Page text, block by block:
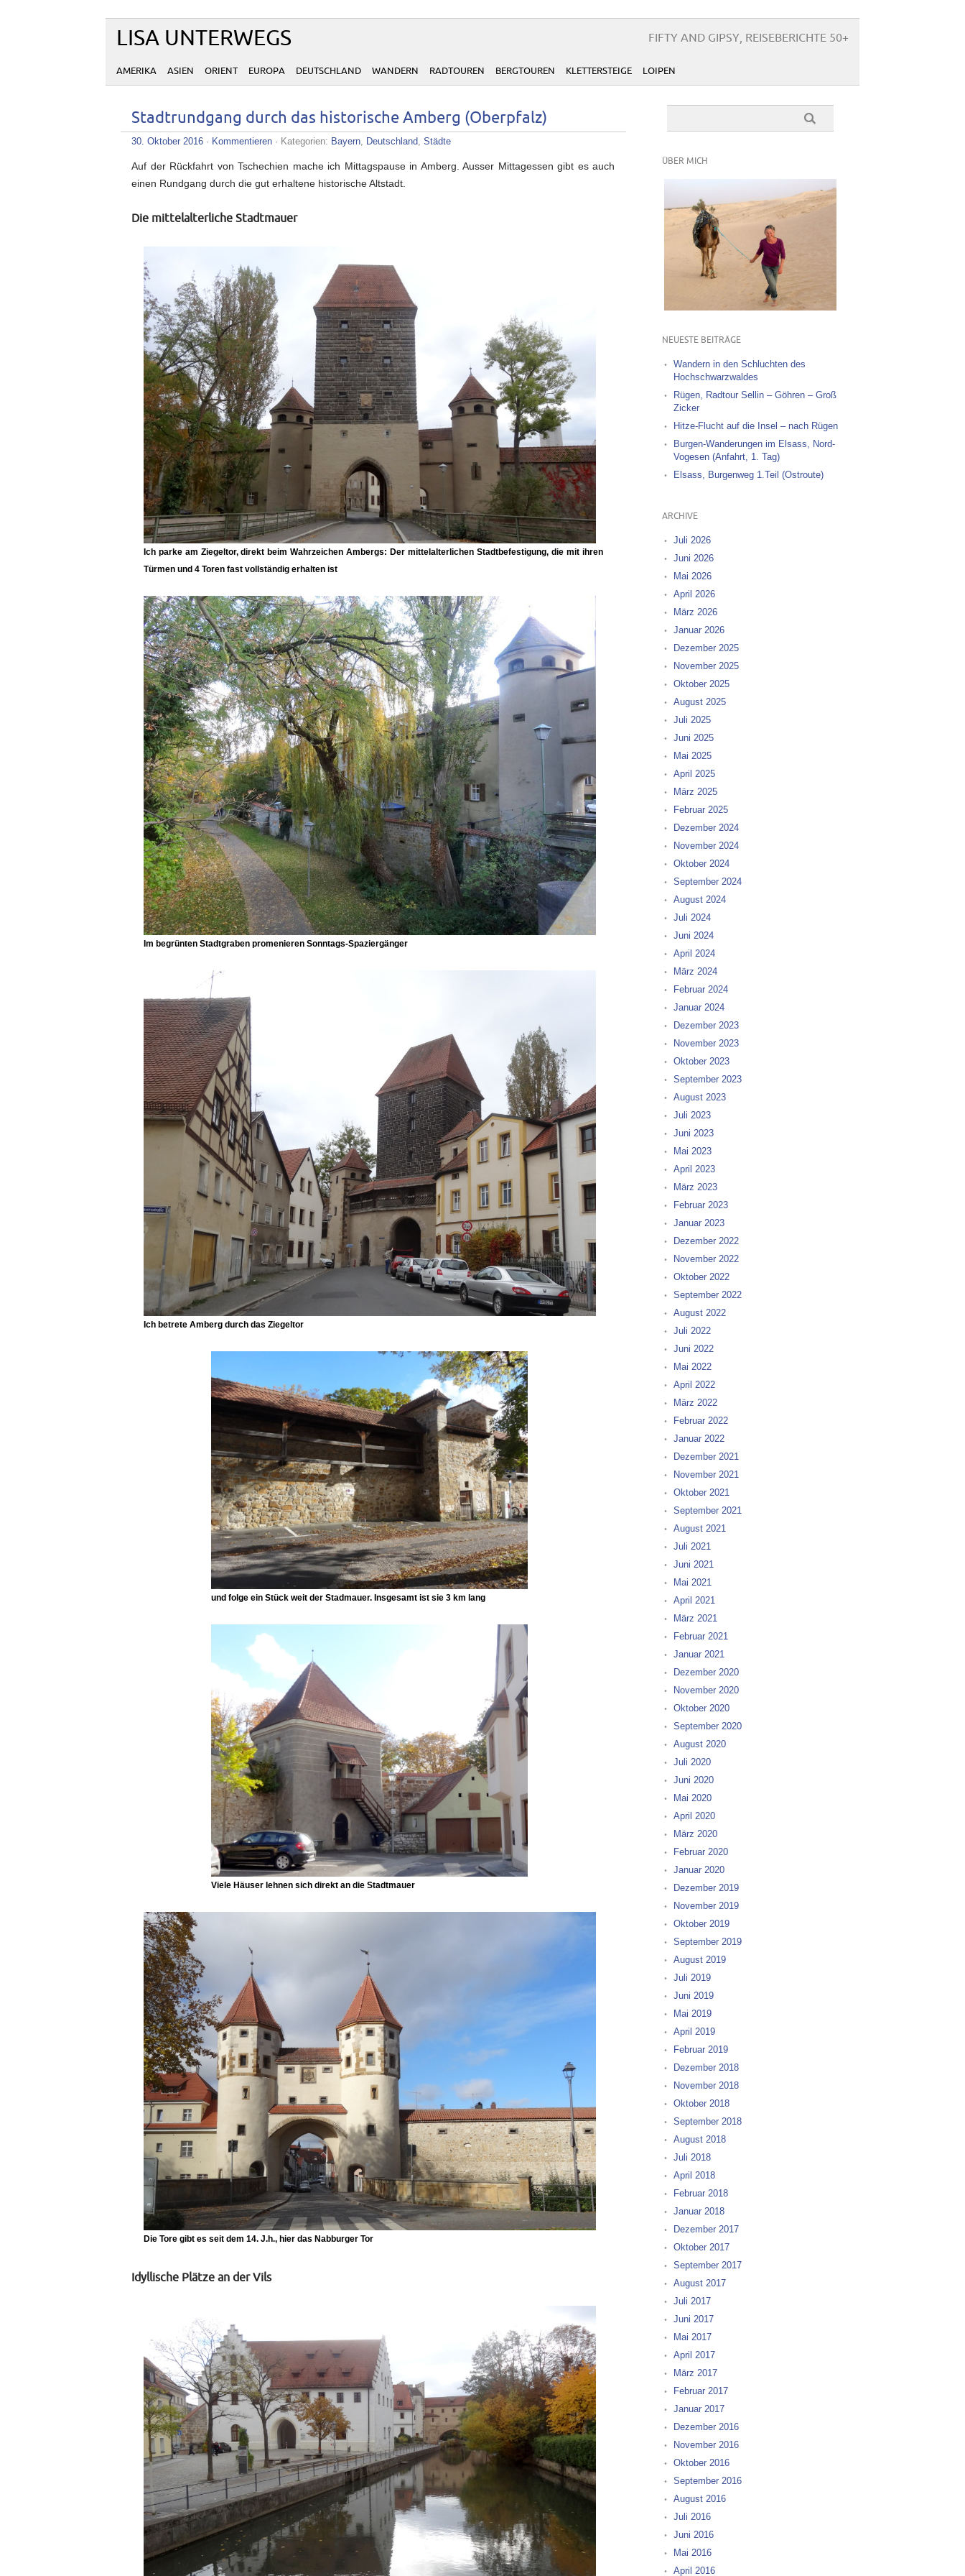
LISA UNTERWEGS FIFTY AND GIPSY, REISEBERICHTE 50+
AMERIKA ASIEN ORIENT EUROPA DEUTSCHLAND WANDERN RADTOUREN BERGTOUREN KLETTERSTEIGE LOIPEN
Stadtrundgang durch das historische Amberg (Oberpfalz)
30. Oktober 2016 · Kommentieren · Kategorien: Bayern, Deutschland, Städte
Auf der Rückfahrt von Tschechien mache ich Mittagspause in Amberg. Ausser Mittagessen gibt es auch
einen Rundgang durch die gut erhaltene historische Altstadt.
Die mittelalterliche Stadtmauer
Ich parke am Ziegeltor, direkt beim Wahrzeichen Ambergs: Der mittelalterlichen Stadtbefestigung, die mit ihren
Türmen und 4 Toren fast vollständig erhalten ist
Im begrünten Stadtgrabenpromenieren Sonntags-Spaziergänger
Ich betrete Amberg durch das Ziegeltor
und folge ein Stück weit der Stadmauer. Insgesamt ist sie 3 km lang
Viele Häuser lehnen sich direkt an die Stadtmauer
Die Tore gibt es seit dem 14. J.h., hier das Nabburger Tor
Idyllische Plätze an der Vils
ÜBER MICH
NEUESTE BEITRÄGE
Wandern in den Schluchten des
Hochschwarzwaldes
Rügen, Radtour Sellin – Göhren – Groß
Zicker
Hitze-Flucht auf die Insel – nach Rügen
Burgen-Wanderungen im Elsass, Nord-
Vogesen (Anfahrt, 1. Tag)
Elsass, Burgenweg 1.Teil (Ostroute)
ARCHIVE
Juli 2026
Juni 2026
Mai 2026
April 2026
März 2026
Januar 2026
Dezember 2025
November 2025
Oktober 2025
August 2025
Juli 2025
Juni 2025
Mai 2025
April 2025
März 2025
Februar 2025
Dezember 2024
November 2024
Oktober 2024
September 2024
August 2024
Juli 2024
Juni 2024
April 2024
März 2024
Februar 2024
Januar 2024
Dezember 2023
November 2023
Oktober 2023
September 2023
August 2023
Juli 2023
Juni 2023
Mai 2023
April 2023
März 2023
Februar 2023
Januar 2023
Dezember 2022
November 2022
Oktober 2022
September 2022
August 2022
Juli 2022
Juni 2022
Mai 2022
April 2022
März 2022
Februar 2022
Januar 2022
Dezember 2021
November 2021
Oktober 2021
September 2021
August 2021
Juli 2021
Juni 2021
Mai 2021
April 2021
März 2021
Februar 2021
Januar 2021
Dezember 2020
November 2020
Oktober 2020
September 2020
August 2020
Juli 2020
Juni 2020
Mai 2020
April 2020
März 2020
Februar 2020
Januar 2020
Dezember 2019
November 2019
Oktober 2019
September 2019
August 2019
Juli 2019
Juni 2019
Mai 2019
April 2019
Februar 2019
Dezember 2018
November 2018
Oktober 2018
September 2018
August 2018
Juli 2018
April 2018
Februar 2018
Januar 2018
Dezember 2017
Oktober 2017
September 2017
August 2017
Juli 2017
Juni 2017
Mai 2017
April 2017
März 2017
Februar 2017
Januar 2017
Dezember 2016
November 2016
Oktober 2016
September 2016
August 2016
Juli 2016
Juni 2016
Mai 2016
April 2016